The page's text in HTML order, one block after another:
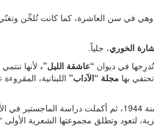
في سن العاشرة، كما كانت تُلحِّن
الخوري، جلياً.
في ديوان “عاشقة الليل”، لأنها
بها مجلة “الآداب” اللبنانية،
درست نازك في قسم اللغة العربية بدار المعلمين العالية في بغداد، وتخرجت سنة 1944، ثم أكملت دراسة
لتعود وتطلق مجموعتها الشعرية